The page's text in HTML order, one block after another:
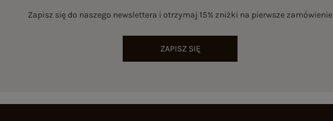
Zapisz się do naszego newslettera i otrzymaj 15% zniżki na pierwsze zamówienie
ZAPISZ SIĘ